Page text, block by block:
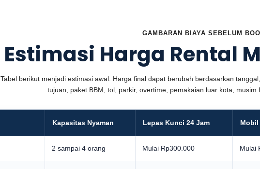
GAMBARAN BIAYA SEBELUM
Estimasi Harga Rental
Tabel berikut menjadi estimasi awal. Harga final dapat berubah berdasarkan
tujuan, paket BBM, tol, parkir, overtime, pemakaian luar kota, musim
Kapasitas Nyaman Lepas Kunci 24 Jam Mobil
2 sampai 4 orang Mulai Rp300.000 Mulai